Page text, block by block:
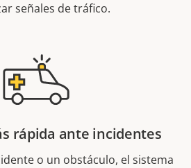
señales de tráfico.
rápida ante incidentes
o un obstáculo, el sistema